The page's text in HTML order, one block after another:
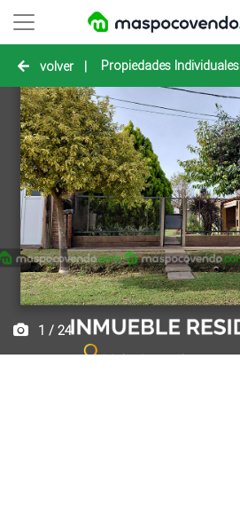
volver | Propiedades Individuales
1 / 24